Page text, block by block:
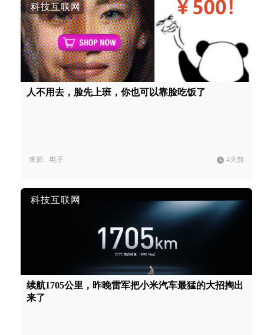
科技互联网
人不用去，脸先上班，你也可以靠脸吃饭了
来源: 电手 4天前
科技互联网
续航1705公里，昨晚雷军把小米汽车最猛的大招掏出
来了